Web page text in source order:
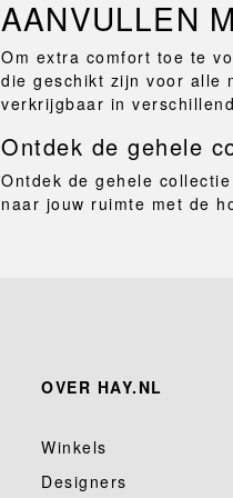
AANVULLEN
Om extra comfort toe te
die geschikt zijn voor alle
verkrijgbaar in
Ontdek de gehele
Ontdek de gehele
naar jouw ruimte met de
OVER HAY.NL
Winkels
Designers